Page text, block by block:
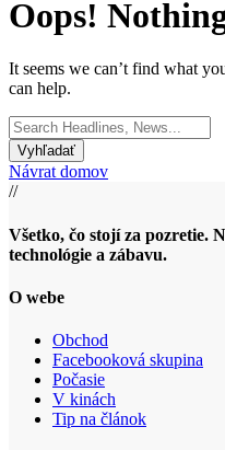
Oops!
It seems we can’t find what
can help.
Search
for:
Návrat domov
//
Všetko, čo stojí za pozretie.
technológie a zábavu.
O webe
Obchod
Facebooková skupina
Počasie
V kinách
Tip na článok